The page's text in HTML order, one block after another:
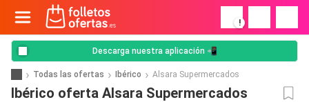
!
Descarga nuestra aplicación 📲
Todas las ofertas Ibérico Alsara Supermercados
Ibérico oferta Alsara Supermercados